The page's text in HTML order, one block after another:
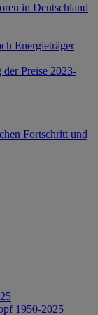
in Deutschland
Energieträger
Preise 2023-
Fortschritt und
1950-2025